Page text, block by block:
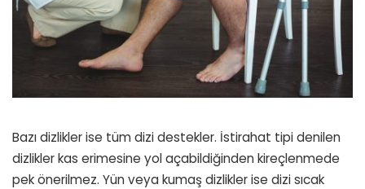
Bazı dizlikler ise tüm dizi destekler. İstirahat tipi denilen
dizlikler kas erimesine yol açabildiğinden kireçlenmede
pek önerilmez. Yün veya kumaş dizlikler ise dizi sıcak